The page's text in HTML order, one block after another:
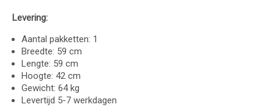
Levering:
Aantal pakketten: 1
Breedte: 59 cm
Lengte: 59 cm
Hoogte: 42 cm
Gewicht: 64 kg
Levertijd 5-7 werkdagen